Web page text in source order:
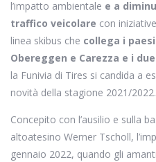
l’impatto ambientale e a
traffico veicolare con
linea skibus che collega i
Obereggen e Carezza e i
la Funivia di Tires si candida a
novità della stagione 2021/2022.
Concepito con l’ausilio e sulla
altoatesino Werner Tscholl,
gennaio 2022, quando gli